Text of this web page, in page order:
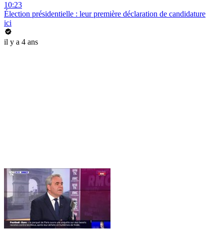
10:23
Élection présidentielle : leur première déclaration de candidature
ici
il y a 4 ans